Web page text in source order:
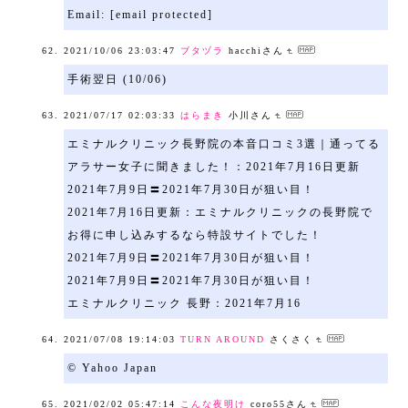
Email: [email protected]
2021/10/06 23:03:47 ブタヅラ hacchiさん
手術翌日 (10/06)
2021/07/17 02:03:33 はらまき 小川さん
エミナルクリニック長野院の本音口コミ3選｜通ってる
アラサー女子に聞きました！：2021年7月16日更新
2021年7月9日〓2021年7月30日が狙い目！
2021年7月16日更新：エミナルクリニックの長野院で
お得に申し込みするなら特設サイトでした！
2021年7月9日〓2021年7月30日が狙い目！
2021年7月9日〓2021年7月30日が狙い目！
エミナルクリニック 長野：2021年7月16
2021/07/08 19:14:03 TURN AROUND さくさく
© Yahoo Japan
2021/02/02 05:47:14 こんな夜明け coro55さん